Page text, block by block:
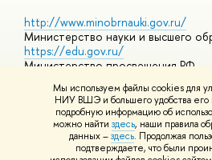
Мы используем файлы cookies для
НИУ ВШЭ и большего удобства его
подробную информацию об
можно найти здесь, наши правила
данных –здесь. Продолжая
подтверждаете, что были
http://www.minobrnauki.gov.ru/
Министерство науки и высшего
https://edu.gov.ru/
Министерство просвещения РФ
Массовые открытые онлайн-курсы
© НИУ ВШЭ 1993–2026 Адреса и
использования материалов Политика